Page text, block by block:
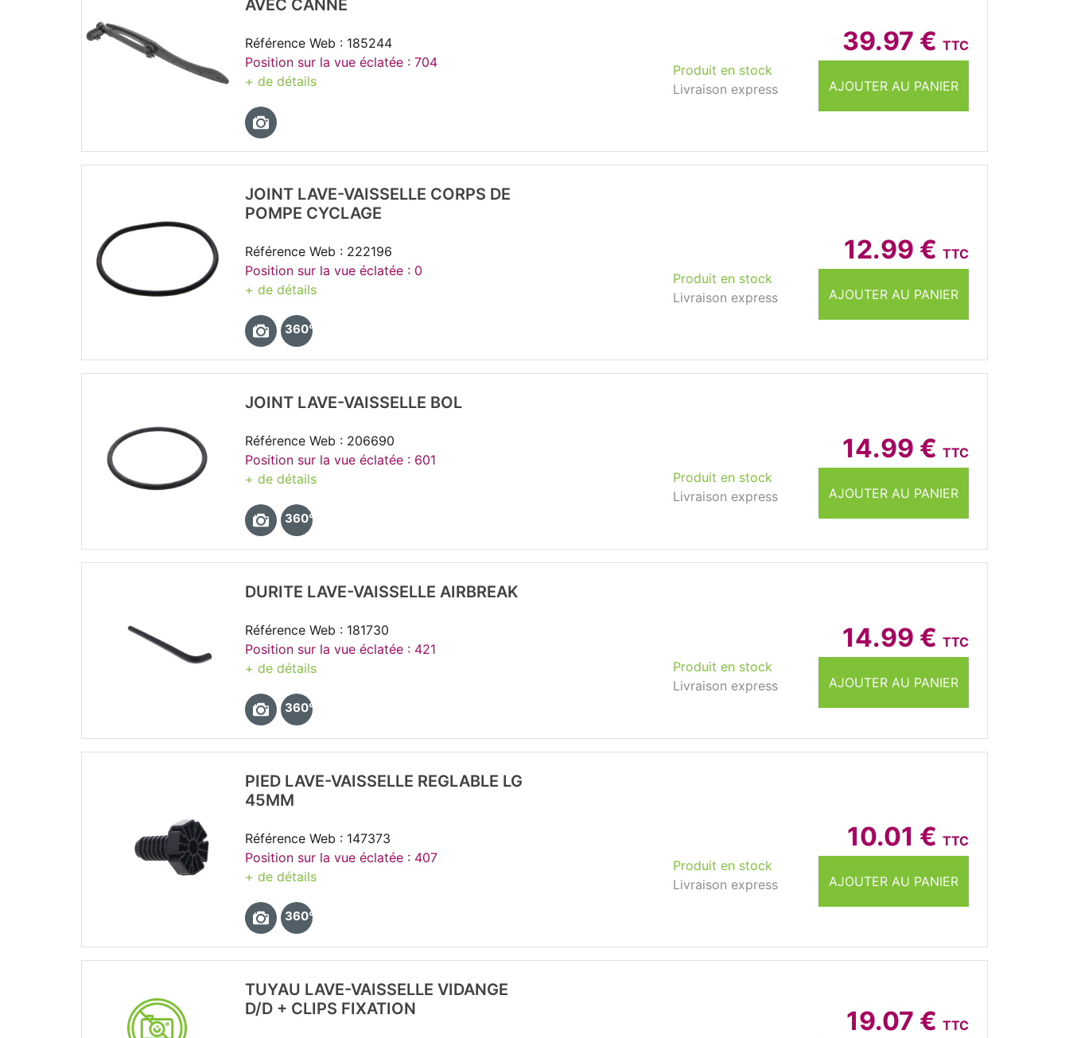
39.97 € TTC
AJOUTER AU PANIER
Produit en stock
Livraison express
AVEC CANNE
Référence Web : 185244
Position sur la vue éclatée : 704
+ de détails
12.99 € TTC
AJOUTER AU PANIER
Produit en stock
Livraison express
JOINT LAVE-VAISSELLE CORPS DE
POMPE CYCLAGE
Référence Web : 222196
Position sur la vue éclatée : 0
+ de détails
360°
14.99 € TTC
AJOUTER AU PANIER
Produit en stock
Livraison express
JOINT LAVE-VAISSELLE BOL
Référence Web : 206690
Position sur la vue éclatée : 601
+ de détails
360°
14.99 € TTC
AJOUTER AU PANIER
Produit en stock
Livraison express
DURITE LAVE-VAISSELLE AIRBREAK
Référence Web : 181730
Position sur la vue éclatée : 421
+ de détails
360°
10.01 € TTC
AJOUTER AU PANIER
Produit en stock
Livraison express
PIED LAVE-VAISSELLE REGLABLE LG
45MM
Référence Web : 147373
Position sur la vue éclatée : 407
+ de détails
360°
19.07 € TTC
TUYAU LAVE-VAISSELLE VIDANGE
D/D + CLIPS FIXATION